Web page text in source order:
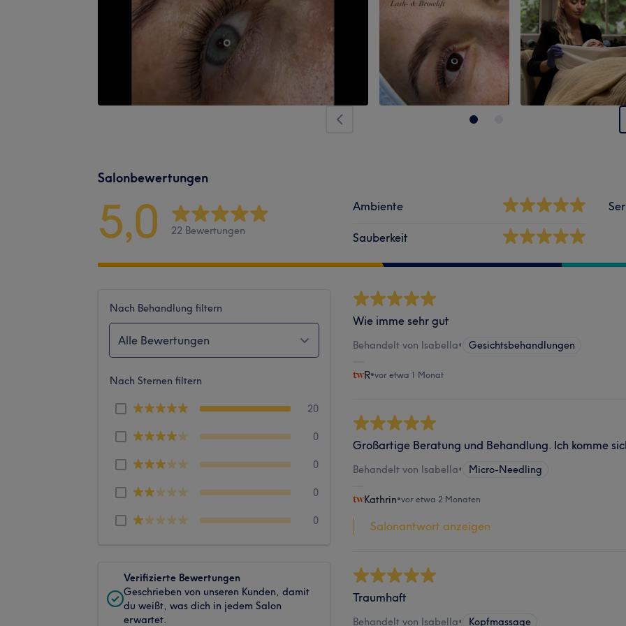
Salonbewertungen
5,0 22 Bewertungen
Ambiente
Sauberkeit
Nach Behandlung filtern
Alle Bewertungen
Nach Sternen filtern
20
0
0
0
0
Verifizierte Bewertungen
Geschrieben von unseren Kunden, damit
du weißt, was dich in jedem Salon
erwartet.
Wie imme sehr gut
Behandelt von Isabella• Gesichtsbehandlungen
R•vor etwa 1 Monat
Großartige Beratung und Behandlung. Ich komme
Behandelt von Isabella• Micro-Needling
Kathrin•vor etwa 2 Monaten
Salonantwort anzeigen
Traumhaft
Behandelt von Isabella• Kopfmassage